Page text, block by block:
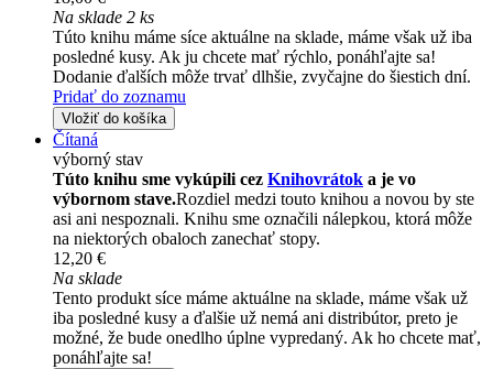
Na sklade 2 ks
Túto knihu máme síce aktuálne na sklade, máme však už iba
posledné kusy. Ak ju chcete mať rýchlo, ponáhľajte sa!
Dodanie ďalších môže trvať dlhšie, zvyčajne do šiestich dní.
Pridať do zoznamu
Vložiť do košíka
Čítaná
výborný stav
Túto knihu sme vykúpili cez Knihovrátok a je vo
výbornom stave.Rozdiel medzi touto knihou a novou by ste
asi ani nespoznali. Knihu sme označili nálepkou, ktorá môže
na niektorých obaloch zanechať stopy.
12,20 €
Na sklade
Tento produkt síce máme aktuálne na sklade, máme však už
iba posledné kusy a ďalšie už nemá ani distribútor, preto je
možné, že bude onedlho úplne vypredaný. Ak ho chcete mať,
ponáhľajte sa!